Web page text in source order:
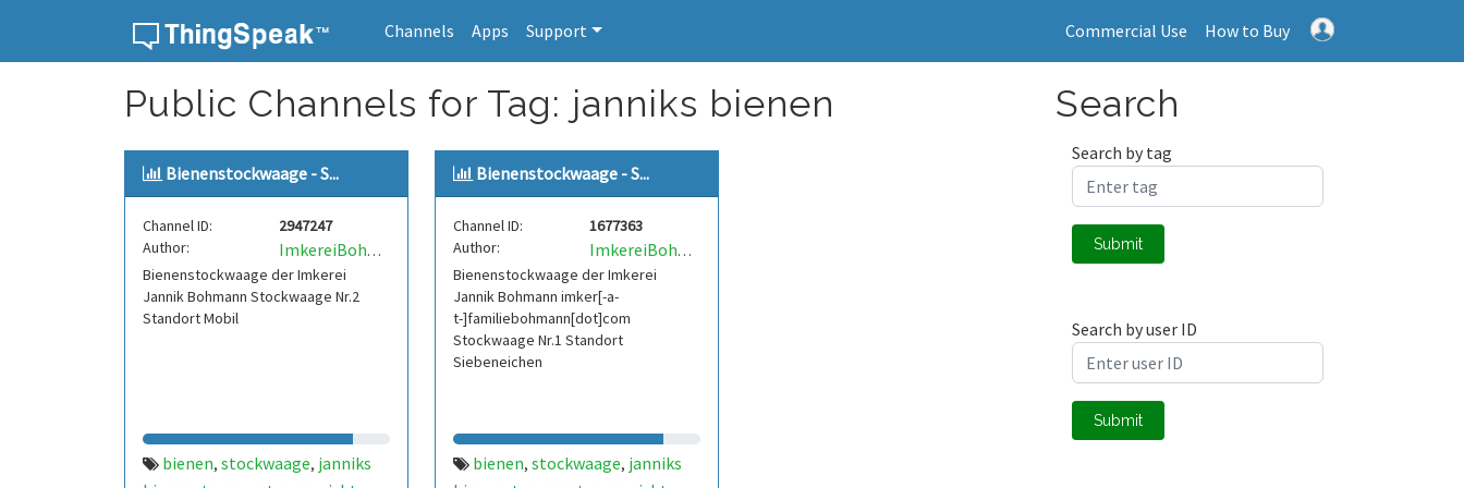
Channels Apps Support Commercial Use How to Buy
Public Channels for Tag: janniks bienen
Bienenstockwaage - S...
Channel ID:
2947247
Author:
ImkereiBohmann
Bienenstockwaage der Imkerei
Jannik Bohmann Stockwaage Nr.2
Standort Mobil
bienen, stockwaage, janniks
Bienenstockwaage - S...
Channel ID:
1677363
Author:
ImkereiBohmann
Bienenstockwaage der Imkerei
Jannik Bohmann imker[-a-
t-]familiebohmann[dot]com
Stockwaage Nr.1 Standort
Siebeneichen
bienen, stockwaage, janniks
Search
Search by tag
Submit
Search by user ID
Submit